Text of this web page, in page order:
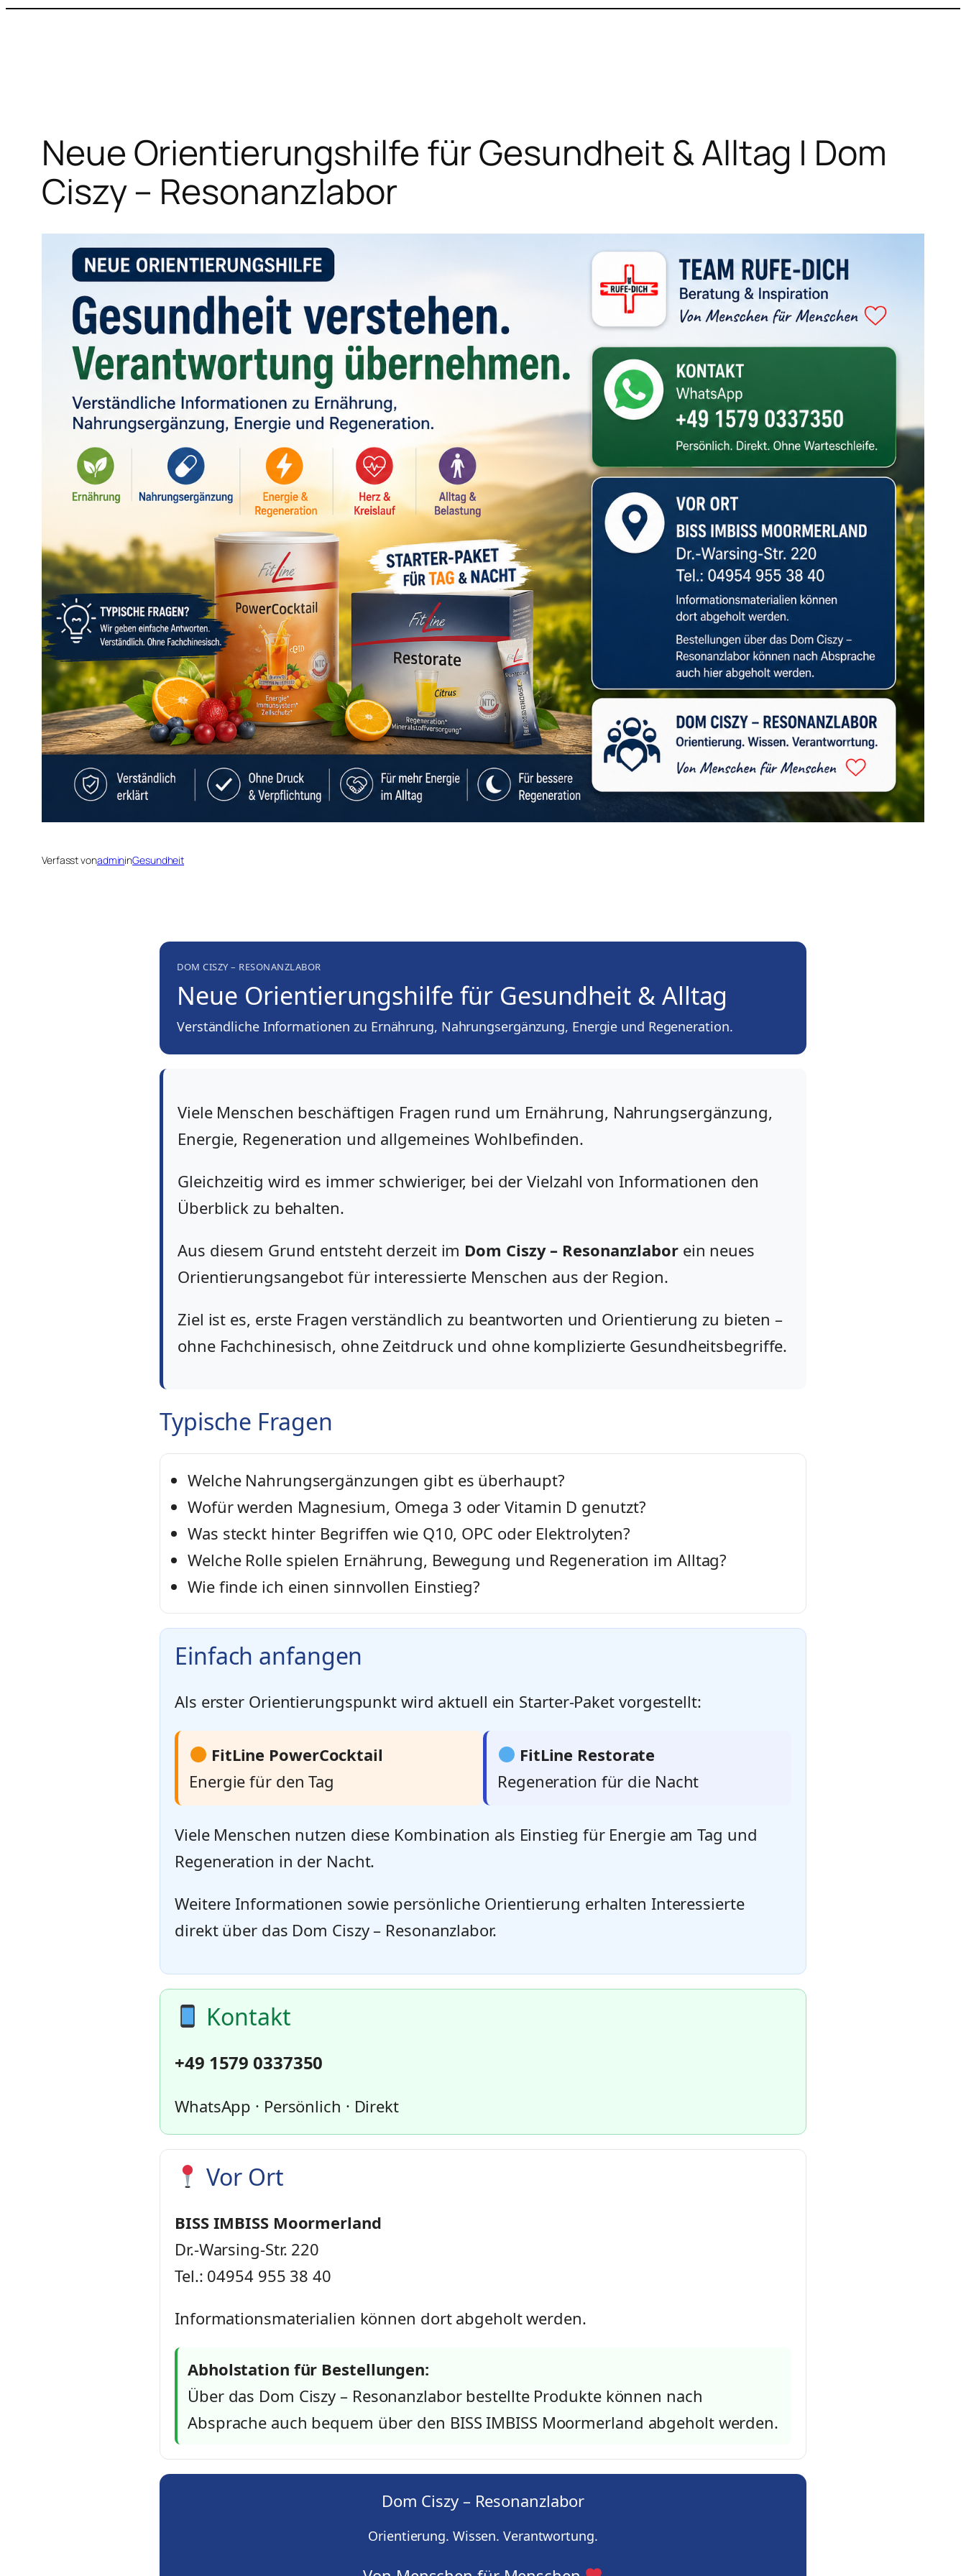
Neue Orientierungshilfe für Gesundheit & Alltag | Dom
Ciszy – Resonanzlabor
Verfasst vonadmininGesundheit
DOM CISZY – RESONANZLABOR
Neue Orientierungshilfe für Gesundheit & Alltag
Verständliche Informationen zu Ernährung, Nahrungsergänzung, Energie und Regeneration.
Viele Menschen beschäftigen Fragen rund um Ernährung, Nahrungsergänzung,
Energie, Regeneration und allgemeines Wohlbefinden.
Gleichzeitig wird es immer schwieriger, bei der Vielzahl von Informationen den
Überblick zu behalten.
Aus diesem Grund entsteht derzeit im Dom Ciszy – Resonanzlaborein neues
Orientierungsangebot für interessierte Menschen aus der Region.
Ziel ist es, erste Fragen verständlich zu beantworten und Orientierung zu bieten –
ohne Fachchinesisch, ohne Zeitdruck und ohne komplizierte Gesundheitsbegriffe.
Typische Fragen
Welche Nahrungsergänzungen gibt es überhaupt?
Wofür werden Magnesium, Omega 3 oder Vitamin D genutzt?
Was steckt hinter Begriffen wie Q10, OPC oder Elektrolyten?
Welche Rolle spielen Ernährung, Bewegung und Regeneration im Alltag?
Wie finde ich einen sinnvollen Einstieg?
Einfach anfangen
Als erster Orientierungspunkt wird aktuell ein Starter-Paket vorgestellt:
FitLine PowerCocktail
Energie für den Tag
FitLine Restorate
Regeneration für die Nacht
Viele Menschen nutzen diese Kombination als Einstieg für Energie am Tag und
Regeneration in der Nacht.
Weitere Informationen sowie persönliche Orientierung erhalten Interessierte
direkt über das Dom Ciszy – Resonanzlabor.
Kontakt
+49 1579 0337350
WhatsApp · Persönlich · Direkt
Vor Ort
BISS IMBISS Moormerland
Dr.-Warsing-Str. 220
Tel.: 04954 955 38 40
Informationsmaterialien können dort abgeholt werden.
Abholstation für Bestellungen:
Über das Dom Ciszy – Resonanzlabor bestellte Produkte können nach
Absprache auch bequem über den BISS IMBISS Moormerland abgeholt werden.
Dom Ciszy – Resonanzlabor
Orientierung. Wissen. Verantwortung.